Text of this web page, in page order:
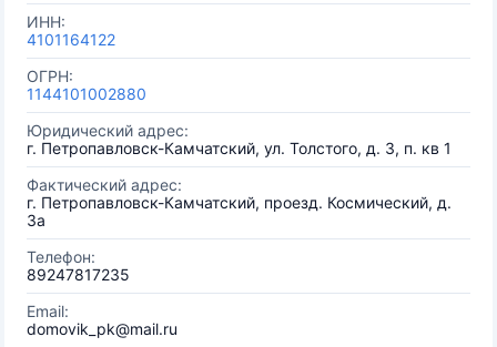
ИНН:
4101164122
ОГРН:
1144101002880
Юридический адрес:
г. Петропавловск-Камчатский, ул. Толстого, д. 3, п. кв 1
Фактический адрес:
г. Петропавловск-Камчатский, проезд. Космический, д.
3а
Телефон:
89247817235
Email:
domovik_pk@mail.ru